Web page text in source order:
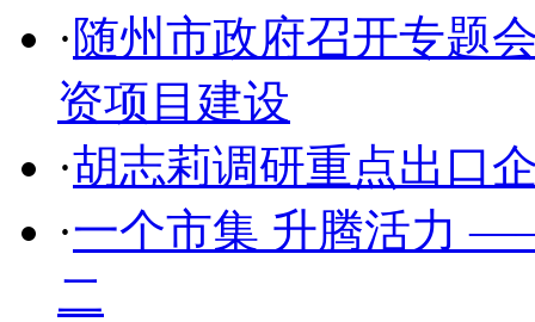
·随州市政府召开专题
资项目建设
·胡志莉调研重点出口
·一个市集 升腾活力
二